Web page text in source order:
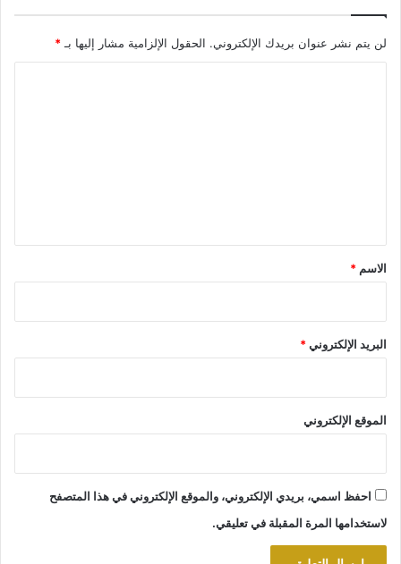
لن يتم نشر عنوان بريدك الإلكتروني. الحقول الإلزامية مشار إليها بـ *
*
الاسم *
البريد الإلكتروني*
الموقع الإلكتروني
احفظ اسمي، بريدي الإلكتروني، والموقع الإلكتروني في هذا المتصفح
لاستخدامها المرة المقبلة في تعليقي.